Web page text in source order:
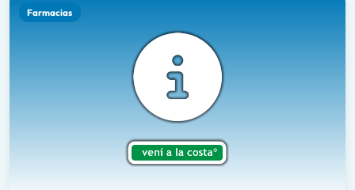
Farmacias